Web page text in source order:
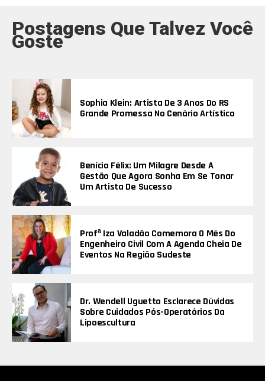
Postagens Que Talvez Você
Goste
Sophia Klein: Artista De 3 Anos Do RS
Grande Promessa No Cenário Artístico
Benício Félix: Um Milagre Desde A
Gestão Que Agora Sonha Em Se Tonar
Um Artista De Sucesso
Profª Iza Valadão Comemora O Mês Do
Engenheiro Civil Com A Agenda Cheia De
Eventos Na Região Sudeste
Dr. Wendell Uguetto Esclarece Dúvidas
Sobre Cuidados Pós-Operatórios Da
Lipoescultura